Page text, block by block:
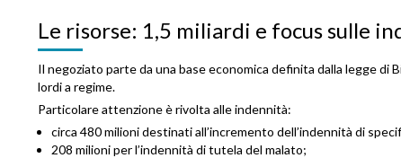
Le risorse: 1,5 miliardi e focus sulle
Il negoziato parte da una base economica definita dalla legge di
lordi a regime.
Particolare attenzione è rivolta alle indennità:
circa 480 milioni destinati all’incremento dell’indennità di
208 milioni per l’indennità di tutela del malato;